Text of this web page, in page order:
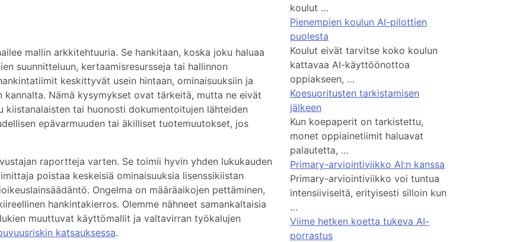
mallin arkkitehtuuria. Se hankitaan, koska joku haluaa
suunnitteluun, kertaamisresursseja tai hallinnon
keskittyvät usein hintaan, ominaisuuksiin ja
Nämä kysymykset ovat tärkeitä, mutta ne eivät
tai huonosti dokumentoitujen lähteiden
epävarmuuden tai äkilliset tuotemuutokset, jos
raportteja varten. Se toimii hyvin yhden lukukauden
poistaa keskeisiä ominaisuuksia lisenssikiistan
Ongelma on määräaikojen pettäminen,
hankintakierros. Olemme nähneet samankaltaisia
muuttuvat käyttömallit ja valtavirran työkalujen
katsauksessa.
koulut …
Pienempien koulun AI-pilottien
puolesta
Koulut eivät tarvitse koko koulun
kattavaa AI-käyttöönottoa
oppiakseen, …
Koesuoritusten tarkistamisen
jälkeen
Kun koepaperit on tarkistettu,
monet oppiainetiimit haluavat
palautetta, …
Primary-arviointiviikko AI:n kanssa
Primary-arviointiviikko voi tuntua
intensiiviseltä, erityisesti silloin kun
…
Viime hetken koetta tukeva AI-
porrastus